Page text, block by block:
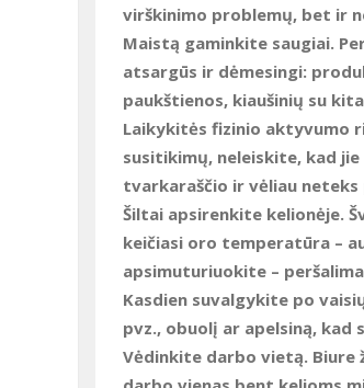
virškinimo problemų, bet ir
Maistą gaminkite saugiai.
atsargūs ir dėmesingi:
paukštienos, kiaušinių su
Laikykitės fizinio aktyvumo
susitikimų, neleiskite, kad
tvarkaraščio ir vėliau
Šiltai apsirenkite kelionėje.
keičiasi oro temperatūra –
apsimuturiuokite –
Kasdien suvalgykite po
pvz., obuolį ar apelsiną,
Vėdinkite darbo vietą. Biure